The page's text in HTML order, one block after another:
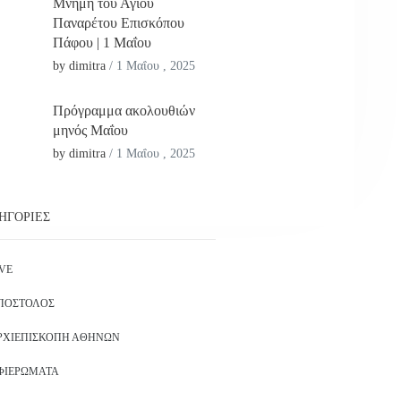
Μνήμη του Αγίου
Παναρέτου Επισκόπου
Πάφου | 1 Μαΐου
by dimitra / 1 Μαΐου , 2025
Πρόγραμμα ακολουθιών
μηνός Μαΐου
by dimitra / 1 Μαΐου , 2025
ΑΘΗΝΏΝ